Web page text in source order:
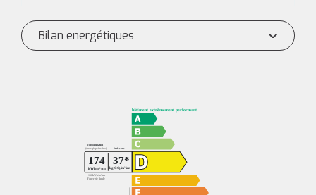
Bilan energétiques